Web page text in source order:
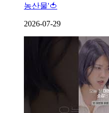
농산물'🍅
2026-07-29